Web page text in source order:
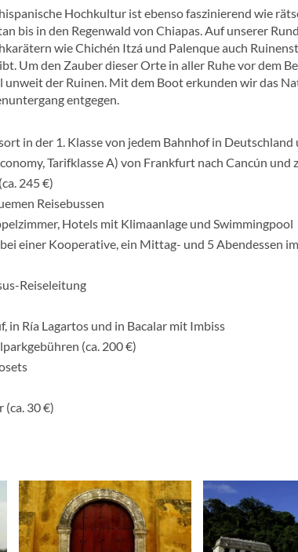
Hochkultur ist ebenso faszinierend wie
bis in den Regenwald von Chiapas. Auf unserer
wie Chichén Itzá und Palenque auch
Um den Zauber dieser Orte in aller Ruhe vor dem
unweit der Ruinen. Mit dem Boot erkunden wir das
entgegen.
in der 1. Klasse von jedem Bahnhof in
Tarifklasse A) von Frankfurt nach Cancún und
245 €)
Reisebussen
Hotels mit Klimaanlage und Swimmingpool
einer Kooperative, ein Mittag- und 5 Abendessen
Reiseleitung
in Ría Lagartos und in Bacalar mit Imbiss
(ca. 200 €)
30 €)